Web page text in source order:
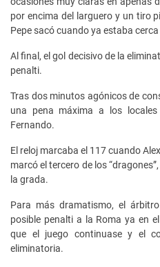
por encima del larguero y un tiro
Pepe sacó cuando ya estaba
Al final, el gol decisivo de la
penalti.
Tras dos minutos agónicos de
una pena máxima a los
Fernando.
El reloj marcaba el 117 cuando
marcó el tercero de los
la grada.
Para más dramatismo, el
posible penalti a la Roma ya en
que el juego continuase y el
eliminatoria.